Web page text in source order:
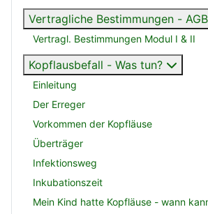
Vertragliche Bestimmungen -
Vertragl. Bestimmungen Modul I & II
Kopflausbefall - Was tun?
Einleitung
Der Erreger
Vorkommen der Kopfläuse
Überträger
Infektionsweg
Inkubationszeit
Mein Kind hatte Kopfläuse - wann